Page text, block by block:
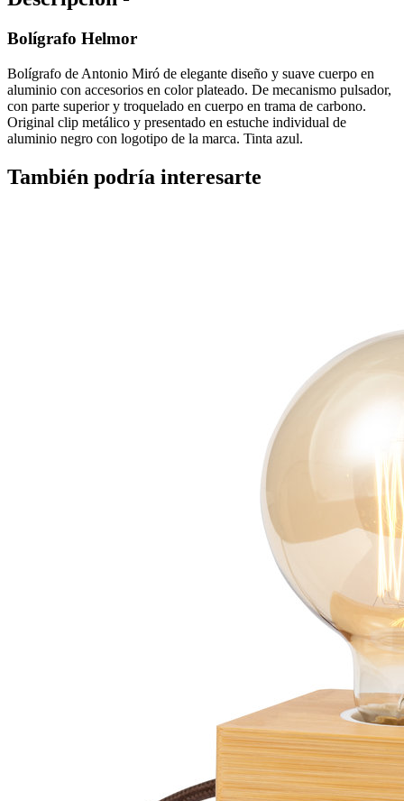
Bolígrafo Helmor
Bolígrafo de Antonio Miró de elegante diseño y suave cuerpo en
aluminio con accesorios en color plateado. De mecanismo pulsador,
con parte superior y troquelado en cuerpo en trama de carbono.
Original clip metálico y presentado en estuche individual de
aluminio negro con logotipo de la marca. Tinta azul.
También podría interesarte